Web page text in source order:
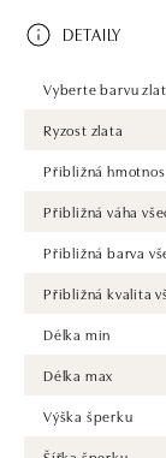
DETAILY
Vyberte barvu
Ryzost zlata
Přibližná
Přibližná váha
Přibližná barva
Přibližná kvalita
Délka min
Délka max
Výška šperku